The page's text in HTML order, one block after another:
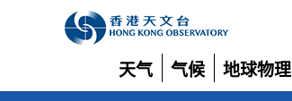
天气
展
气候
展
地球物理
展